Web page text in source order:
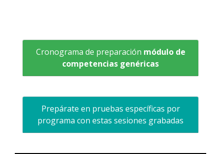
Cronograma de preparación módulo de
competencias genéricas
Prepárate en pruebas específicas por
programa con estas sesiones grabadas